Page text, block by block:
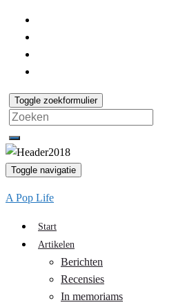
Toggle zoekformulier
Search
for:
Toggle navigatie
A Pop Life
Start
Artikelen
Berichten
Recensies
In memoriams